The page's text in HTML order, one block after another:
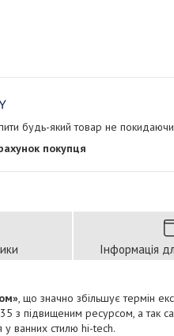
будь-який товар не покидаючи
покупця
Інформація
, що значно збільшує термін
з підвищеним ресурсом, а так
у ванних стилю hi-tech.